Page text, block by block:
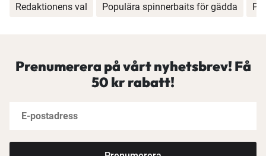
Redaktionens val
Populära spinnerbaits för gädda
Prenumerera på vårt nyhetsbrev! Få
50 kr rabatt!